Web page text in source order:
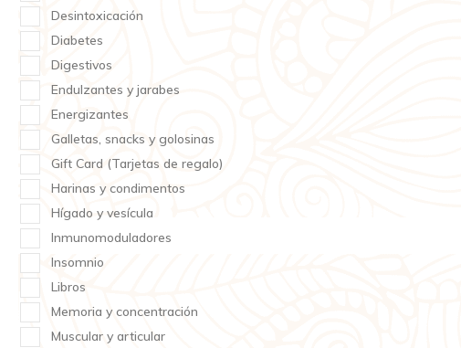
Desintoxicación
Diabetes
Digestivos
Endulzantes y jarabes
Energizantes
Galletas, snacks y golosinas
Gift Card (Tarjetas de regalo)
Harinas y condimentos
Hígado y vesícula
Inmunomoduladores
Insomnio
Libros
Memoria y concentración
Muscular y articular